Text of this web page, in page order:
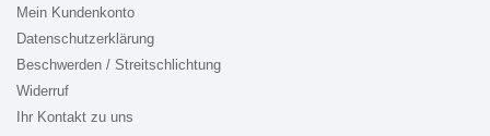
Mein Kundenkonto
Datenschutzerklärung
Beschwerden / Streitschlichtung
Widerruf
Ihr Kontakt zu uns